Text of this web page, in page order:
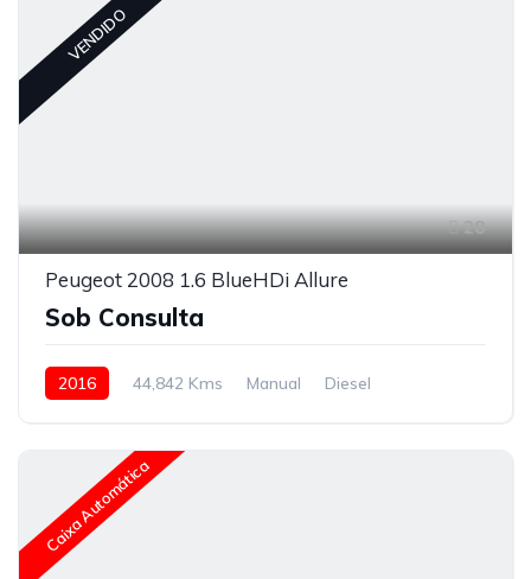
VENDIDO
28
Peugeot 2008 1.6 BlueHDi Allure
Sob Consulta
2016 44,842 Kms Manual Diesel
Caixa Automática